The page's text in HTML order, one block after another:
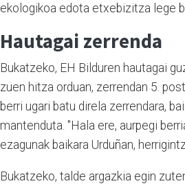
ekologikoa edota etxebizitza lege
Hautagai zerrenda
Bukatzeko, EH Bilduren hautagai
zuen hitza orduan, zerrendan 5.
berri ugari batu direla zerrendara,
mantenduta. "Hala ere, aurpegi
ezagunak baikara Urduñan,
Bukatzeko, talde argazkia egin